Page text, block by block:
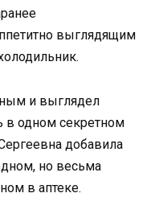
выглядящим
и выглядел
в одном секретном
добавила
но весьма
в аптеке.